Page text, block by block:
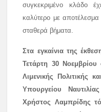
συγκεκριμένο κλάδο
καλύτερο με
σταθερά βήματα.
Στα εγκαίνια της
Τετάρτη 30 Νοεμβρίου
Λιμενικής Πολιτικής
Υπουργείου
Χρήστος Λαμπρίδης